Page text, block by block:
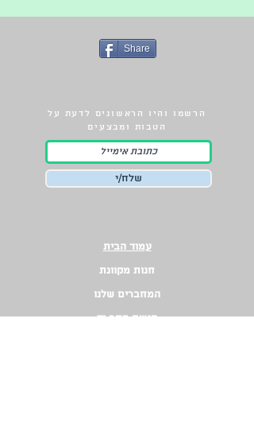
Share
הרשמו והיו הראשונים לדעת על
הטבות ומבצעים
שלח/י
עמוד הבית
חנות מקוונת
המחברים שלנו
הגשת כתב יד